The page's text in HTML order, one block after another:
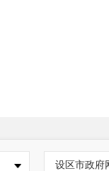
设区市政府